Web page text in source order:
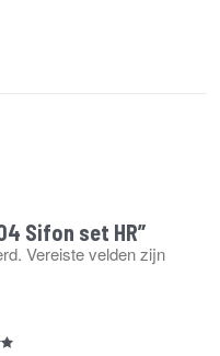
Sifon set HR”
Vereiste velden zijn